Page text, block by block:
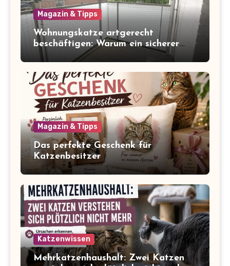
Magazin & Tipps
Wohnungskatze artgerecht
beschäftigen: Warum ein sicherer
Balkon zum Freigang dazugehört
Magazin & Tipps
Das perfekte Geschenk für
Katzenbesitzer
Katzenwissen
Mehrkatzenhaushalt: Zwei Katzen